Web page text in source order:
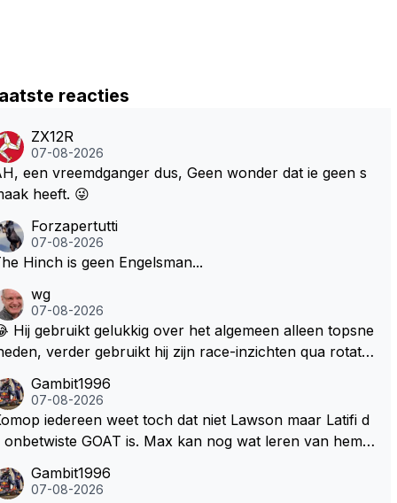
reacties
ZX12R
07-08-2026
een vreemdganger dus, Geen wonder dat ie geen s
heeft. 😜
Forzapertutti
07-08-2026
Hinch is geen Engelsman...
wg
07-08-2026
Hij gebruikt gelukkig over het algemeen alleen topsne
verder gebruikt hij zijn race-inzichten qua rotati
helemaal niets, dus wat dat betreft heeft hij sowieso g
😂.
Gambit1996
07-08-2026
iedereen weet toch dat niet Lawson maar Latifi d
onbetwiste GOAT is. Max kan nog wat leren van hem E
Latifi pakt ze allemaal met de ogen dicht met als o
Gambit1996
07-08-2026